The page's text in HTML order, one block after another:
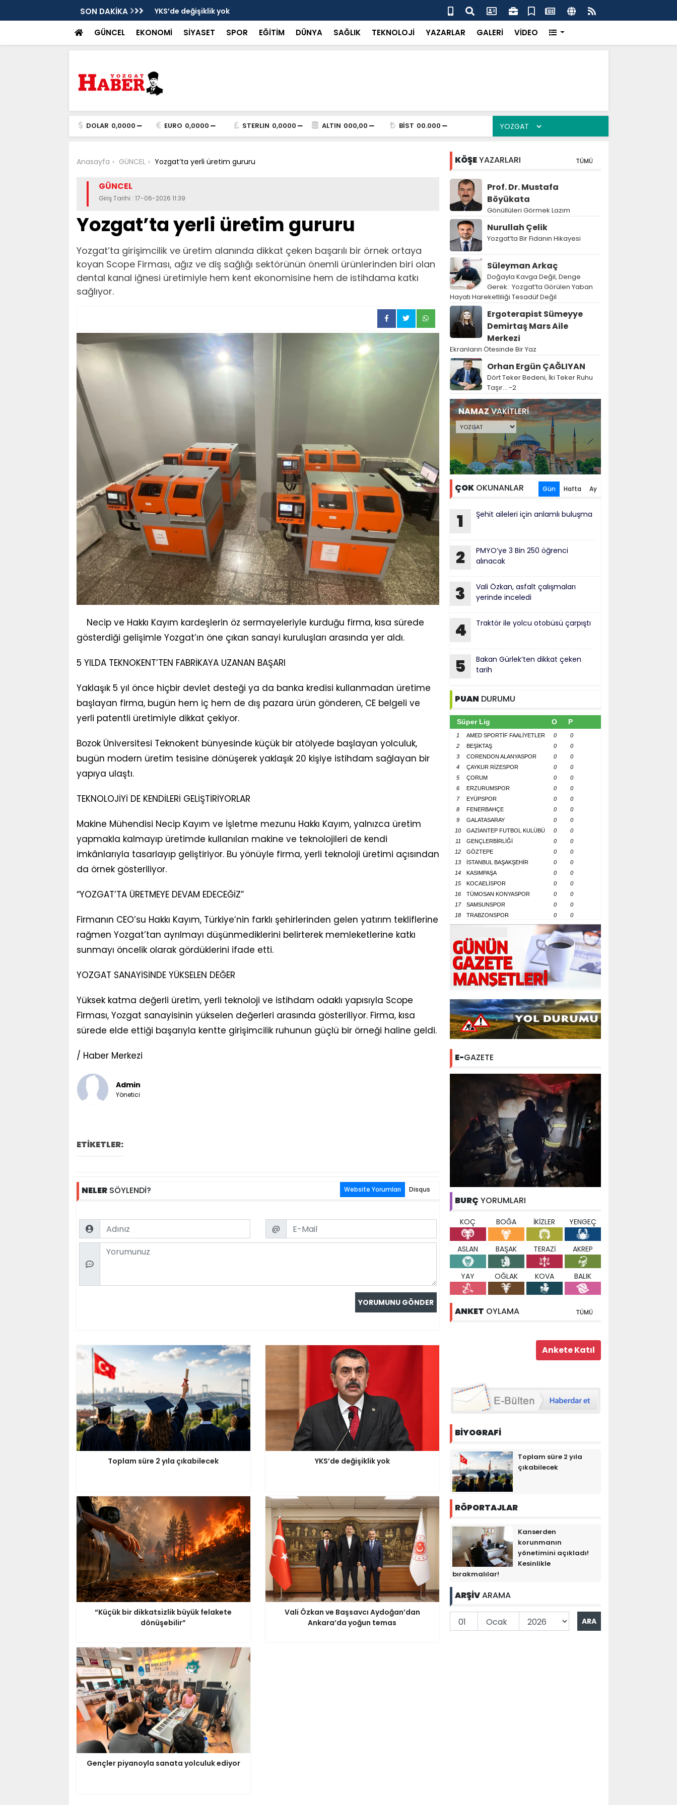
SON DAKİKA YKS’de değişiklik yok “Küçük bir dikkatsizlik büyük felakete dönüşebilir”
GÜNCEL EKONOMİ SİYASET SPOR EĞİTİM DÜNYA SAĞLIK TEKNOLOJİ YAZARLAR GALERİ VİDEO
DOLAR 0,0000 EURO 0,0000 STERLIN 0,0000 ALTIN 000,00 BİST 00.000
Anasayfa GÜNCEL Yozgat’ta yerli üretim gururu
GÜNCEL
Giriş Tarihi : 17-06-2026 11:39
Yozgat’ta yerli üretim gururu
Yozgat’ta girişimcilik ve üretim alanında dikkat çeken başarılı bir örnek ortaya
koyan Scope Firması, ağız ve diş sağlığı sektörünün önemli ürünlerinden biri olan
dental kanal iğnesi üretimiyle hem kent ekonomisine hem de istihdama katkı
sağlıyor.
Necip ve Hakkı Kayım kardeşlerin öz sermayeleriyle kurduğu firma, kısa sürede
gösterdiği gelişimle Yozgat’ın öne çıkan sanayi kuruluşları arasında yer aldı.
5 YILDA TEKNOKENT’TEN FABRİKAYA UZANAN BAŞARI
Yaklaşık 5 yıl önce hiçbir devlet desteği ya da banka kredisi kullanmadan üretime
başlayan firma, bugün hem iç hem de dış pazara ürün gönderen, CE belgeli ve
yerli patentli üretimiyle dikkat çekiyor.
Bozok Üniversitesi Teknokent bünyesinde küçük bir atölyede başlayan yolculuk,
bugün modern üretim tesisine dönüşerek yaklaşık 20 kişiye istihdam sağlayan bir
yapıya ulaştı.
TEKNOLOJİYİ DE KENDİLERİ GELİŞTİRİYORLAR
Makine Mühendisi Necip Kayım ve İşletme mezunu Hakkı Kayım, yalnızca üretim
yapmakla kalmayıp üretimde kullanılan makine ve teknolojileri de kendi
imkânlarıyla tasarlayıp geliştiriyor. Bu yönüyle firma, yerli teknoloji üretimi açısından
da örnek gösteriliyor.
“YOZGAT’TA ÜRETMEYE DEVAM EDECEĞİZ”
Firmanın CEO’su Hakkı Kayım, Türkiye’nin farklı şehirlerinden gelen yatırım tekliflerine
rağmen Yozgat’tan ayrılmayı düşünmediklerini belirterek memleketlerine katkı
sunmayı öncelik olarak gördüklerini ifade etti.
YOZGAT SANAYİSİNDE YÜKSELEN DEĞER
Yüksek katma değerli üretim, yerli teknoloji ve istihdam odaklı yapısıyla Scope
Firması, Yozgat sanayisinin yükselen değerleri arasında gösteriliyor. Firma, kısa
sürede elde ettiği başarıyla kentte girişimcilik ruhunun güçlü bir örneği haline geldi.
/ Haber Merkezi
Admin
Yönetici
ETİKETLER:
NELERSÖYLENDİ? Website Yorumları Disqus
Name Email
@
Comment
Toplam süre 2 yıla çıkabilecek YKS’de değişiklik yok
“Küçük bir dikkatsizlik büyük felakete
dönüşebilir”
Vali Özkan ve Başsavcı Aydoğan’dan
Ankara’da yoğun temas
Gençler piyanoyla sanata yolculuk ediyor
KÖŞEYAZARLARI TÜMÜ
Prof. Dr. Mustafa
Böyükata
Gönüllüleri Görmek Lazım
Nurullah Çelik
Yozgat’ta Bir Fidanın Hikayesi
Süleyman Arkaç
Doğayla Kavga Değil, Denge
Gerek: Yozgat’ta Görülen Yaban
Hayatı Hareketliliği Tesadüf Değil
Ergoterapist Sümeyye
Demirtaş Mars Aile
Merkezi
Ekranların Ötesinde Bir Yaz
Orhan Ergün ÇAĞLIYAN
Dört Teker Bedeni, İki Teker Ruhu
Taşır… -2
NAMAZVAKİTLERİ
ÇOKOKUNANLAR Gün Hafta Ay
1 Şehit aileleri için anlamlı buluşma
2
PMYO’ye 3 Bin 250 öğrenci
alınacak
3
Vali Özkan, asfalt çalışmaları
yerinde inceledi
4 Traktör ile yolcu otobüsü çarpıştı
5
Bakan Gürlek’ten dikkat çeken
tarih
PUAN DURUMU
Süper Lig O P
1 AMED SPORTİF FAALİYETLER 0
0
2
BEŞİKTAŞ 0
0
3
CORENDON ALANYASPOR 0
0
4
ÇAYKUR RİZESPOR 0
0
5
ÇORUM 0
0
6
ERZURUMSPOR 0
0
7
EYÜPSPOR 0
0
8
FENERBAHÇE 0
0
9
GALATASARAY 0
0
10
GAZİANTEP FUTBOL KULÜBÜ 0
0
11
GENÇLERBİRLİĞİ 0
0
12
GÖZTEPE 0
0
13
İSTANBUL BAŞAKŞEHİR 0
0
14
KASIMPAŞA 0
0
15
KOCAELİSPOR 0
0
16
TÜMOSAN KONYASPOR 0
0
17
SAMSUNSPOR 0
0
18
TRABZONSPOR 0 0
E-GAZETE
BURÇ YORUMLARI
KOÇ BOĞA İKİZLER YENGEÇ
ASLAN BAŞAK TERAZİ AKREP
YAY OĞLAK KOVA BALIK
ANKET OYLAMA TÜMÜ
BİYOGRAFİ
Toplam süre 2 yıla
çıkabilecek
RÖPORTAJLAR
Kanserden
korunmanın
yönetimini açıkladı!
Kesinlikle
bırakmalılar!
ARŞİVARAMA